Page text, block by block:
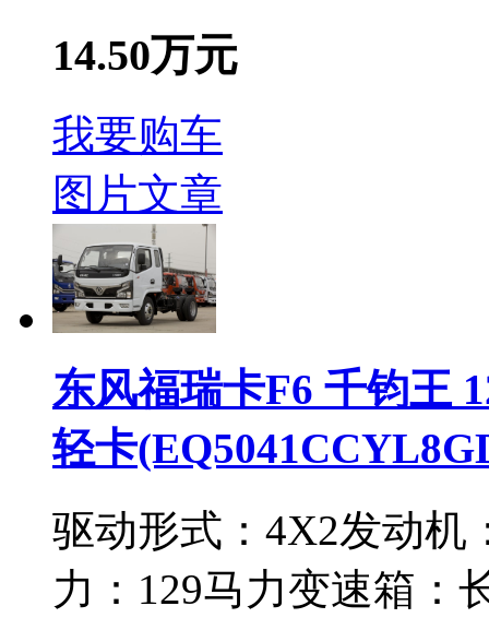
14.50万元
我要购车
图片文章
东风福瑞卡F6 千钧王
轻卡
驱动形式： 4X2发动机
力： 129马力变速箱：